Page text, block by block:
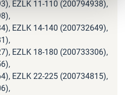
EZLK 11-110 (200794938),
EZLK 14-140 (200732649),
EZLK 18-180 (200733306),
EZLK 22-225 (200734815),